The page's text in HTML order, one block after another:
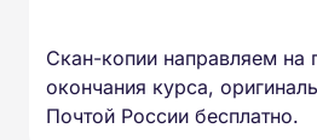
Скан-копии направляем на
окончания курса,
Почтой России бесплатно.